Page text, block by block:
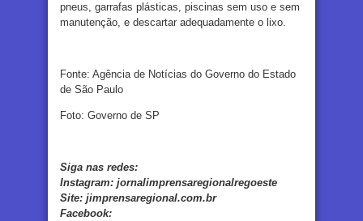
pneus, garrafas plásticas, piscinas sem uso e sem
manutenção, e descartar adequadamente o lixo.
Fonte: Agência de Notícias do Governo do Estado
de São Paulo
Foto: Governo de SP
Siga nas redes:
Instagram: jornalimprensaregionalregoeste
Site: jimprensaregional.com.br
Facebook: